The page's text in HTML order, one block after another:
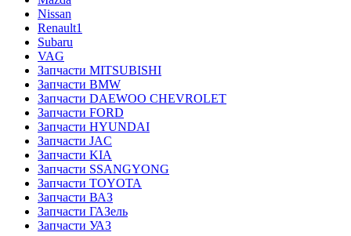
Nissan
Renault1
Subaru
VAG
Запчасти MITSUBISHI
Запчасти BMW
Запчасти DAEWOO CHEVROLET
Запчасти FORD
Запчасти HYUNDAI
Запчасти JAC
Запчасти KIA
Запчасти SSANGYONG
Запчасти TOYOTA
Запчасти ВАЗ
Запчасти ГАЗель
Запчасти УАЗ